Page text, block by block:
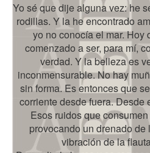
Yo sé que dije alguna vez: he
rodillas. Y la he encontrado
yo no conocía el mar. Hoy
comenzado a ser, para mí,
verdad. Y la belleza es
inconmensurable. No hay
sin forma. Es entonces que
corriente desde fuera. Desde
Esos ruidos que
provocando un drenado
vibración de la